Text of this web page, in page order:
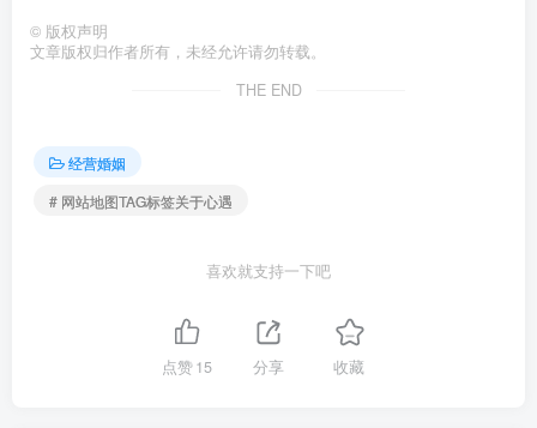
© 版权声明
文章版权归作者所有，未经允许请勿转载。
THE END
经营婚姻
# 网站地图TAG标签关于心遇
喜欢就支持一下吧
点赞15 分享 收藏